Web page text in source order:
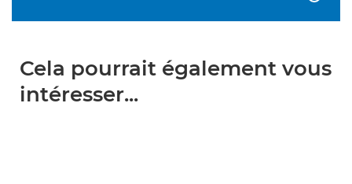
Cela pourrait également vous
intéresser...